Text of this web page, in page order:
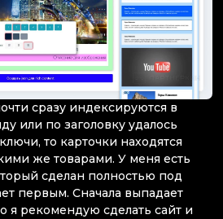
сразу индексируются в
или по заголовку удалось
то карточки находятся
же товарами. У меня есть
сделан полностью под
первым. Сначала выпадает
я рекомендую сделать сайт и